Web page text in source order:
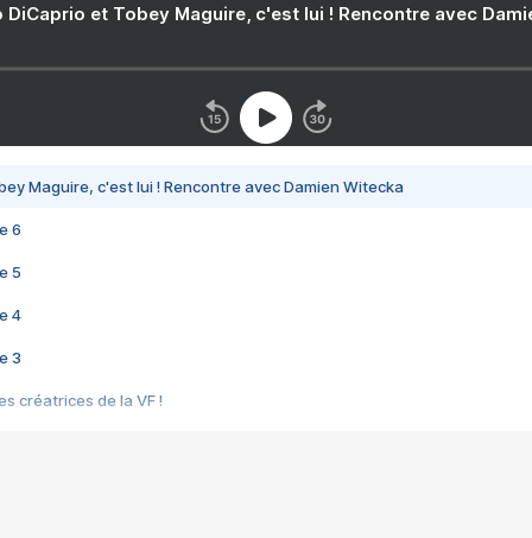
DiCaprio et Tobey Maguire, c'est lui ! Rencontre avec
Maguire, c'est lui ! Rencontre avec Damien Witecka
6
5
4
3
créatrices de la VF !